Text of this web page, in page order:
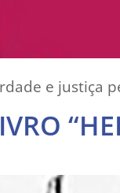
e justiça